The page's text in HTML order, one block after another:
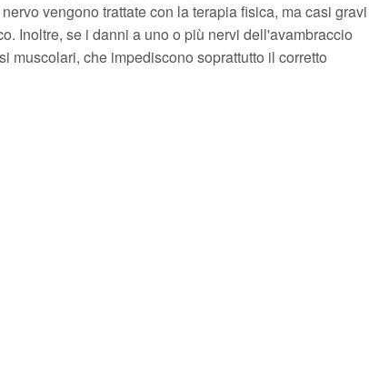
vengono trattate con la terapia fisica, ma casi gravi
Inoltre, se i danni a uno o più nervi dell'avambraccio
muscolari, che impediscono soprattutto il corretto